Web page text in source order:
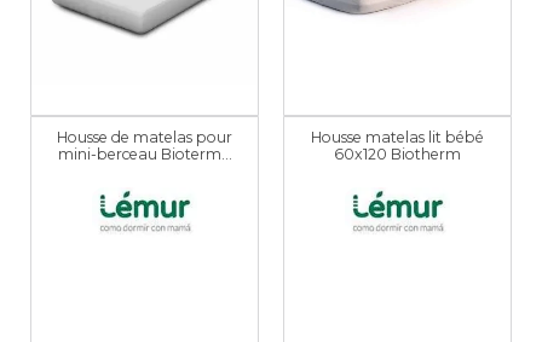
Housse de matelas pour
mini-berceau Bioterm...
Housse matelas lit bébé
60x120 Biotherm